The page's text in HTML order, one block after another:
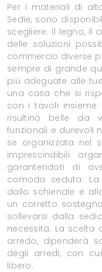
Per i materiali di
Sedie, sono
scegliere: il legno, il
delle soluzioni
commercio diverse
sempre di grande
più adeguate alle
una casa che si
con i tavoli insieme
risultino belle da
funzionali e durevoli
se organizzata nel
imprescindibili:
garantendoti di
comoda seduta.
dallo schienale e
un corretto
sollevarsi dalla
necessità. La scelta
arredo, dipenderà
degli arredi, con
libero.